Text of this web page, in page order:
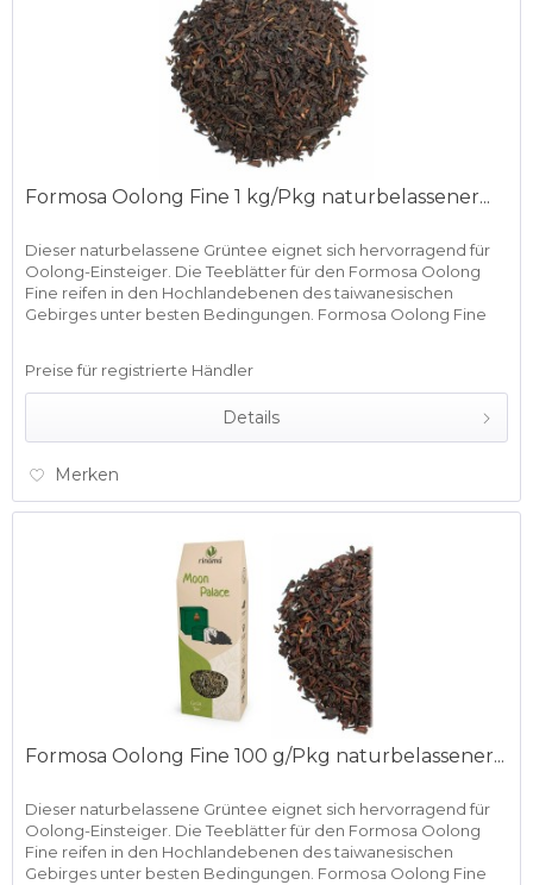
Formosa Oolong Fine 1 kg/Pkg naturbelassener...
Dieser naturbelassene Grüntee eignet sich hervorragend für
Oolong-Einsteiger. Die Teeblätter für den Formosa Oolong
Fine reifen in den Hochlandebenen des taiwanesischen
Gebirges unter besten Bedingungen. Formosa Oolong Fine
Preise für registrierte Händler
Details
Merken
Formosa Oolong Fine 100 g/Pkg naturbelassener...
Dieser naturbelassene Grüntee eignet sich hervorragend für
Oolong-Einsteiger. Die Teeblätter für den Formosa Oolong
Fine reifen in den Hochlandebenen des taiwanesischen
Gebirges unter besten Bedingungen. Formosa Oolong Fine